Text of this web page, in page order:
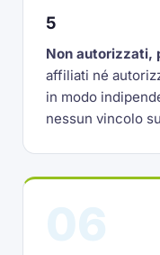
5
Non autorizzati,
affiliati né
in modo
nessun vincolo